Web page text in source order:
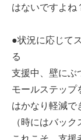
はないですよね
●状況に応じて
る
支援中、壁にぶ
モールステップ
はかなり軽減で
（時にはバック